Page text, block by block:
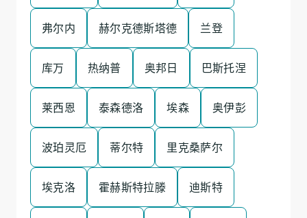
弗尔内 赫尔克德斯塔德 兰登
库万 热纳普 奥邦日 巴斯托涅
莱西恩 泰森德洛 埃森 奥伊彭
波珀灵厄 蒂尔特 里克桑萨尔
埃克洛 霍赫斯特拉滕 迪斯特